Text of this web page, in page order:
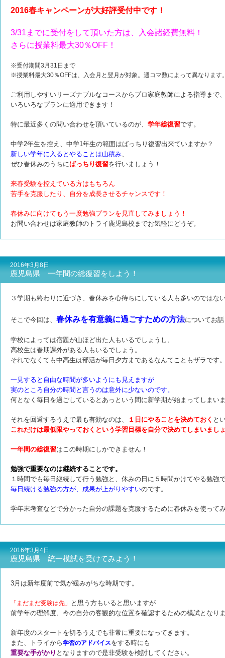
2016春キャンペーンが大好評受付中です ！
3/31までに受付をして頂いた方は、入会諸経費無料！
さらに授業料最大30％OFF！
※受付期間3月31日まで
※授業料最大30％OFFは、入会月と翌月が対象。週コマ数によって異なります
ご利用しやすいリーズナブルなコースからプロ家庭教師による指導まで
いろいろなプランに適用できます！
特に最近多くの問い合わせを頂いているのが、 学年総復習です。
中学2年生を控え、中学1年生の範囲はばっちり復習出来ていますか？
新しい学年に入るとやることは山積み、
ぜひ春休みのうちにばっちり復習を行いましょう！
来春受験を控えている方はもちろん
苦手を克服したり、自分を成長させるチャンスです！
春休みに向けてもう一度勉強プランを見直してみましょう！
お問い合わせは家庭教師のトライ鹿児島校までお気軽にどうぞ。
2016年3月8日
鹿児島県 一年間の総復習をしよう！
３学期も終わりに近づき、春休みを心待ちにしている人も多いのではな
そこで今回は、 春休みを有意義に過ごすための方法についてお
学校によっては宿題が山ほど出た人もいるでしょうし、
高校生は春期課外がある人もいるでしょう。
それでなくても中高生は部活が毎日夕方まであるなんてこともザラです
一見すると自由な時間が多いようにも見えますが
実のところ自分の時間と言うのは意外に少ないのです。
何となく毎日を過ごしているとあっという間に新学期が始まってしまい
それを回避するうえで最も有効なのは、 １日にやることを決めておく と
これだけは最低限やっておくという学習目標を自分で決めてしまいまし
一年間の総復習はこの時期にしかできません！
勉強で重要なのは継続することです。
１時間でも毎日継続して行う勉強と、休みの日に５時間かけてやる勉強
毎日続ける勉強の方が、成果が上がりやすいのです。
学年末考査などで分かった自分の課題を克服するために春休みを使って
2016年3月4日
鹿児島県 統一模試を受けてみよう！
3月は新年度前で気が緩みがちな時期です。
「まだまだ受験は先」
と思う方もいると思いますが
前学年の理解度、今の自分の客観的な位置を確認するための模試となり
新年度のスタートを切るうえでも非常に重要になってきます。
また、トライから学習のアドバイスをする時にも
重要な手がかり となりますので是非受験を検討してください。